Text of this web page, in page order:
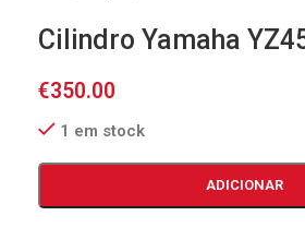
Cilindro Yamaha
€350.00
1 em stock
ADICIONAR